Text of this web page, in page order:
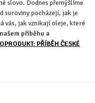
slovo. Dodnes přemýšlíme
suroviny pocházejí, jak je
vás, jak vznikají oleje, které
příběhu a
PŘÍBĚH ČESKÉ